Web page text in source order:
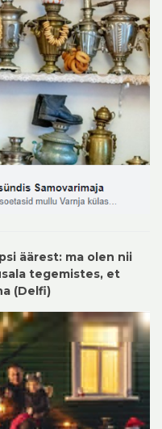
äärest: ma olen nii
tegemistes, et
(Delfi)